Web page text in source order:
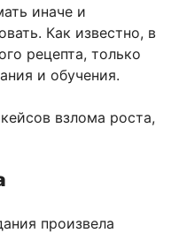
иначе и
Как известно, в
рецепта, только
и обучения.
взлома роста,
произвела